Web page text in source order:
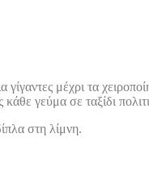
μέχρι τα
γεύμα σε ταξίδι
στη λίμνη.